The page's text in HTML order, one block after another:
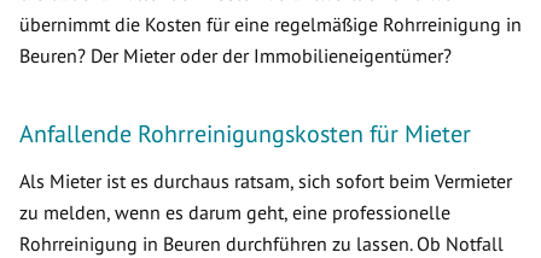
übernimmt die Kosten für eine regelmäßige Rohrreinigung in
Beuren? Der Mieter oder der Immobilieneigentümer?
Anfallende Rohrreinigungskosten für Mieter
Als Mieter ist es durchaus ratsam, sich sofort beim Vermieter
zu melden, wenn es darum geht, eine professionelle
Rohrreinigung in Beuren durchführen zu lassen. Ob Notfall